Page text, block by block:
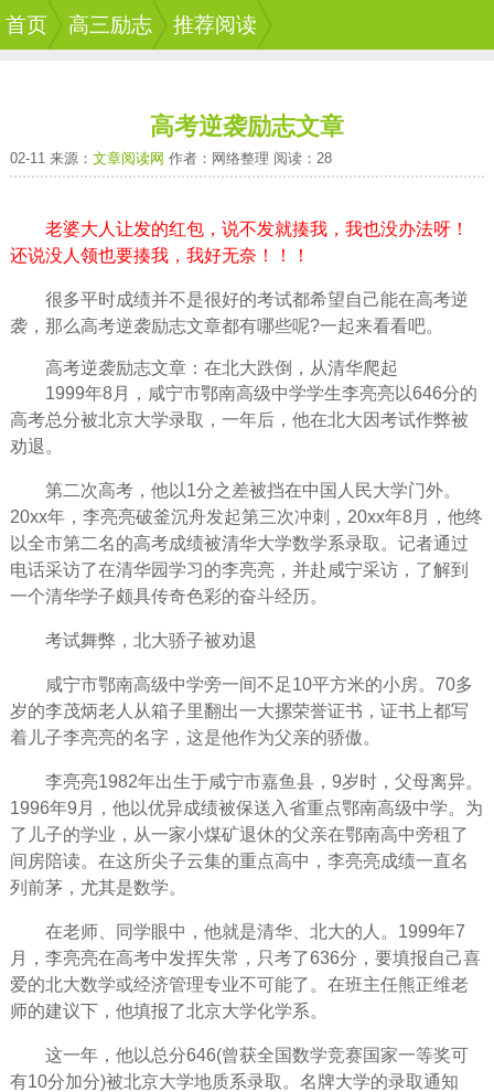
首页 高三励志 推荐阅读
高考逆袭励志文章
02-11 来源： 文章阅读网 作者：网络整理 阅读：28
老婆大人让发的红包，说不发就揍我，我也没办法呀！
还说没人领也要揍我，我好无奈！！！
很多平时成绩并不是很好的考试都希望自己能在高考逆
袭，那么高考逆袭励志文章都有哪些呢?一起来看看吧。
高考逆袭励志文章：在北大跌倒，从清华爬起
1999年8月，咸宁市鄂南高级中学学生李亮亮以646分的
高考总分被北京大学录取，一年后，他在北大因考试作弊被
劝退。
第二次高考，他以1分之差被挡在中国人民大学门外。
20xx年，李亮亮破釜沉舟发起第三次冲刺，20xx年8月，他终
以全市第二名的高考成绩被清华大学数学系录取。记者通过
电话采访了在清华园学习的李亮亮，并赴咸宁采访，了解到
一个清华学子颇具传奇色彩的奋斗经历。
考试舞弊，北大骄子被劝退
咸宁市鄂南高级中学旁一间不足10平方米的小房。70多
岁的李茂炳老人从箱子里翻出一大摞荣誉证书，证书上都写
着儿子李亮亮的名字，这是他作为父亲的骄傲。
李亮亮1982年出生于咸宁市嘉鱼县，9岁时， 父母离异。
1996年9月，他以优异成绩被保送入省重点鄂南高级中学。为
了儿子的学业，从一家小煤矿退休的父亲在鄂南高中旁租了
间房陪读。在这所尖子云集的重点高中，李亮亮成绩一直名
列前茅，尤其是数学。
在老师、同学眼中，他就是清华、北大的人。1999年7
月，李亮亮在高考中发挥失常，只考了636分，要填报自己喜
爱的北大数学或经济管理专业不可能了。在班主任熊正维老
师的建议下，他填报了北京大学化学系。
这一年，他以总分646(曾获全国数学竞赛国家一等奖可
有10分加分)被北京大学地质系录取。名牌大学的录取通知